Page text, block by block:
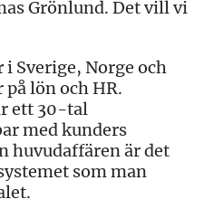
Grönlund. Det vill vi
i Sverige, Norge och
lön och HR.
ett 30-tal
med kunders
huvudaffären är det
som man